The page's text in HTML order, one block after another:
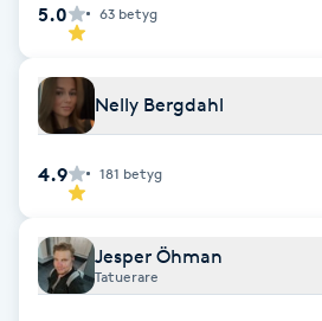
Hudvård
Hyaluronsyra
Hyperhidros
Hypnos
Hårborttagning
5.0 63 betyg
Nelly Bergdahl
4.9 181 betyg
Jesper Öhman
Tatuerare